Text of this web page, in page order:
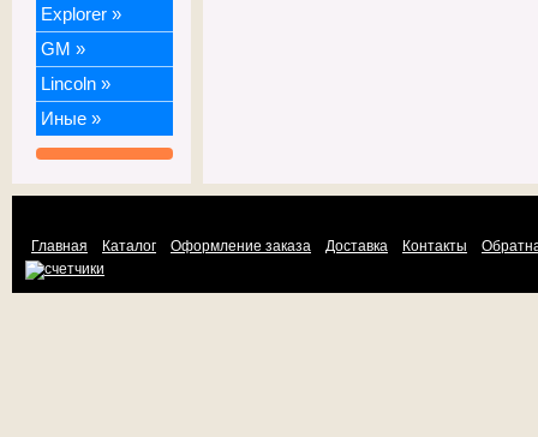
Explorer »
GM »
Lincoln »
Иные »
Главная Каталог Оформление заказа Доставка Контакты